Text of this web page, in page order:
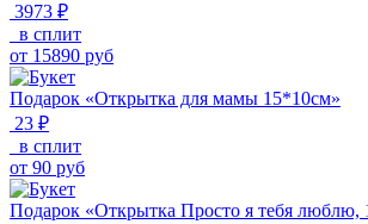
3973 ₽
в сплит
от 15890 руб
Подарок «Открытка для мамы 15*10см»
23 ₽
в сплит
от 90 руб
Подарок «Открытка Просто я тебя люблю,